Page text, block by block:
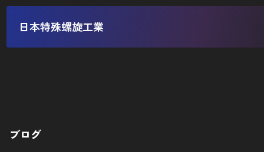
日本特殊螺旋工業
ブログ